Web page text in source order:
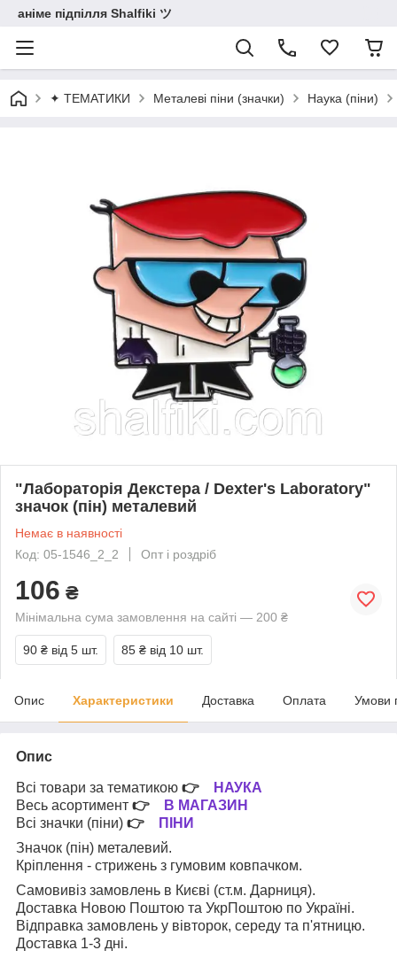
аніме підпілля Shalfiki ツ
✦ ТЕМАТИКИ Металеві піни (значки) Наука (піни)
"Лабораторія Декстера / Dexter's Laboratory"
значок (пін) металевий
Немає в наявності
Код: 05-1546_2_2
Опт і роздріб
106 ₴
Мінімальна сума замовлення на сайті — 200 ₴
90 ₴ від 5 шт. 85 ₴ від 10 шт.
Опис Характеристики Доставка Оплата Умови
Опис
Всі товари за тематикою 👉
НАУКА
Весь асортимент 👉
В МАГАЗИН
Всі значки (піни) 👉
ПІНИ
Значок (пін) металевий.
Кріплення - стрижень з гумовим ковпачком.
Самовивіз замовлень в Києві (ст.м. Дарниця).
Доставка Новою Поштою та УкрПоштою по Україні.
Відправка замовлень у вівторок, середу та п'ятницю.
Доставка 1-3 дні.